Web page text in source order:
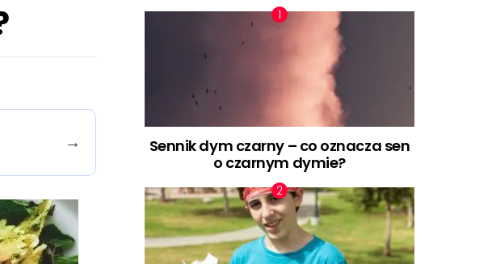
→
Sennik dym czarny – co oznacza sen
o czarnym dymie?